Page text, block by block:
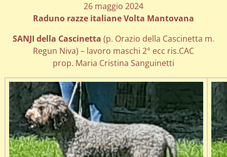
26 maggio 2024
Raduno razze italiane Volta Mantovana
SANJI della Cascinetta (p. Orazio della Cascinetta m.
Regun Niva) – lavoro maschi 2° ecc ris.CAC
prop. Maria Cristina Sanguinetti